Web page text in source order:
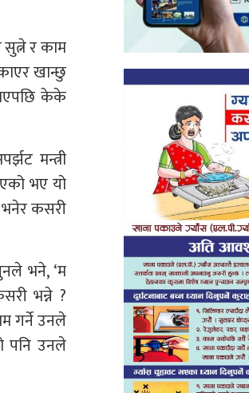
सुत्ने र काम
खान्छु
केके
मन्त्री
भए यो
भनेर कसरी
भने, ‘म
भन्ने ?
गर्ने उनले
पनि उनले